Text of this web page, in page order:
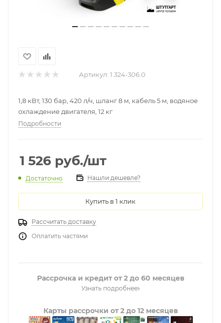
Артикул: 1.324-306.0
1,8 кВт, 130 бар, 420 л/ч, шланг 8 м, кабель 5 м, водяное
охлаждение двигателя, 12 кг
Подробности
1 526 руб./шт
Достаточно Нашли дешевле?
Купить в 1 клик
Рассчитать доставку
Оплатить частями
Рассрочка и кредит от 2 до 60 месяцев
Узнать подробнее
Карты рассрочки от 2 до 12 месяцев